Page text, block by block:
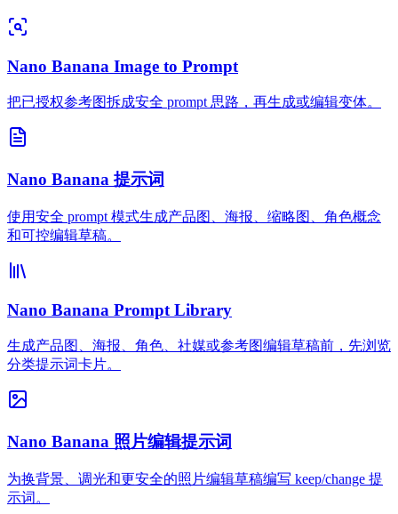
Nano Banana Image to Prompt
把已授权参考图拆成安全 prompt 思路，再生成或编辑变体。
Nano Banana 提示词
使用安全 prompt 模式生成产品图、海报、缩略图、角色概念
和可控编辑草稿。
Nano Banana Prompt Library
生成产品图、海报、角色、社媒或参考图编辑草稿前，先浏览
分类提示词卡片。
Nano Banana 照片编辑提示词
为换背景、调光和更安全的照片编辑草稿编写 keep/change 提
示词。